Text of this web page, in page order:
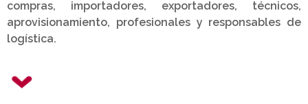
compras, importadores, exportadores, técnicos,
aprovisionamiento, profesionales y responsables de
logística.